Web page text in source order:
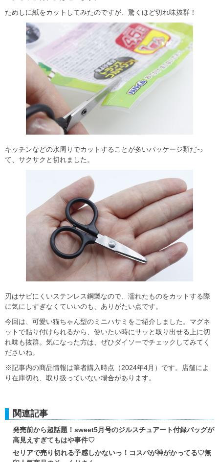
ためしに紙をカットしてみたのですが、驚くほど切れ味抜群！
キッチンなどの水周りでカットすることが多いパッケージ類だっ
て、サクサクと切れました。
刃はサビにくいステンレス鋼製なので、濡れたものをカットする際
に気にしすぎなくていいのも、ありがたい点です。
今回は、可愛い猫ちゃん型のミニハサミをご紹介しました。マグネ
ットで貼り付けられるから、使いたい時にサッと取り出せる上に切
れ味も抜群。気になった方は、ぜひダイソーでチェックしてみてく
ださいね。
※記事内の商品情報は筆者購入時点（2024年4月）です。店舗によ
り在庫切れ、取り扱っていない場合があります。
関連記事
発売前から超話題！sweet5月号のジルスチュアート付録バッグが
高見えすぎてもはや事件♡
セリアで売り切れる予感しかないっ！コスパが神がかってる♡無